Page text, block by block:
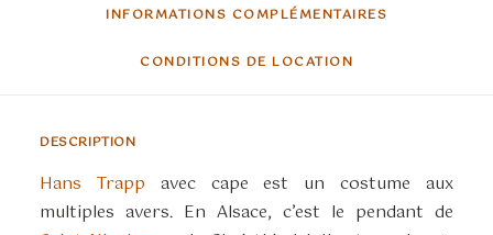
INFORMATIONS COMPLÉMENTAIRES
CONDITIONS DE LOCATION
DESCRIPTION
Hans Trapp avec cape est un costume aux
multiples avers. En Alsace, c’est le pendant de